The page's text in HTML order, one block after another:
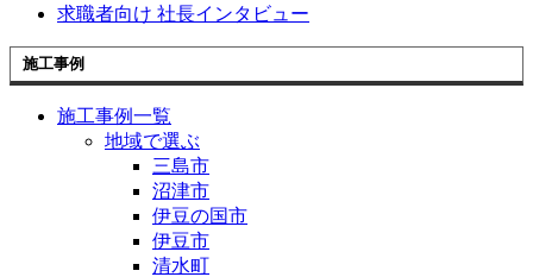
求職者向け 社長インタビュー
施工事例
施工事例一覧
地域で選ぶ
三島市
沼津市
伊豆の国市
伊豆市
清水町